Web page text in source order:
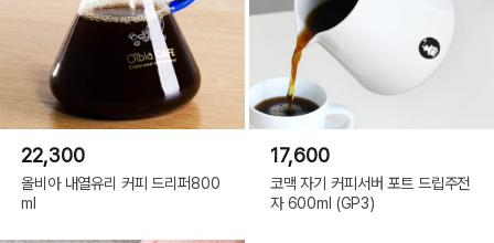
22,300
올비아 내열유리 커피 드리퍼800
ml
17,600
코맥 자기 커피서버 포트 드립주전
자 600ml (GP3)